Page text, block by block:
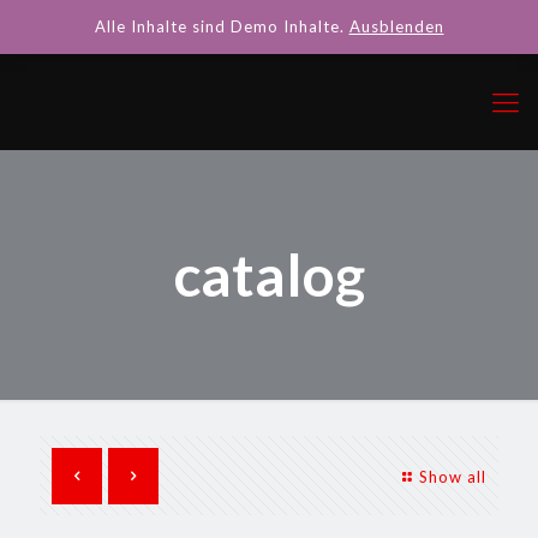
catalog
Show all
Alle Inhalte sind Demo Inhalte. Ausblenden